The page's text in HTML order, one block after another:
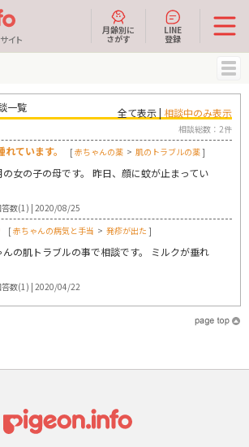
イト
月齢別に
さがす
LINE
登録
MENU
一覧 全て表示 | 相談中のみ表示
相談総数：2件
ています。 [赤ちゃんの薬 > 肌のトラブルの薬]
女の子の母です。 昨日、顔に蚊が止まってい
答数(1) | 2020/08/25
[赤ちゃんの病気と手当 > 発疹が出た ]
の肌トラブルの事で相談です。 ミルクが垂れ
答数(1) | 2020/04/22